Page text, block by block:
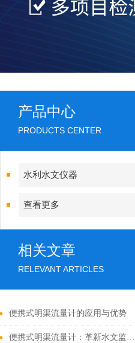
产品中心
PRODUCTS CENTER
水利水文仪器
查看更多
相关文章
RELEVANT ARTICLES
便携式明渠流量计的应用与优势
便携式明渠流量计：革新水文监测的多功能利器